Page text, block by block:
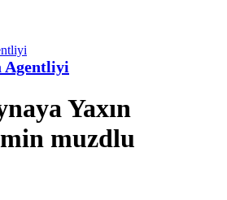
Agentliyi
Yaxın
muzdlu